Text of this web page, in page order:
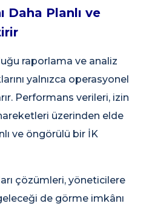
Daha Planlı ve
raporlama ve analiz
yalnızca operasyonel
Performans verileri, izin
üzerinden elde
ve öngörülü bir İK
çözümleri, yöneticilere
de görme imkânı